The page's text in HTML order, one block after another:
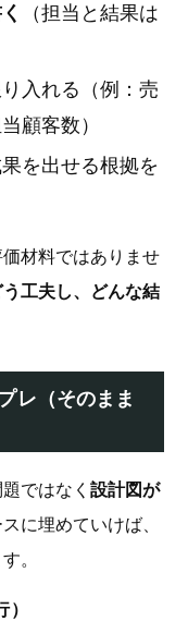
（担当と結果は
入れる（例：売
顧客数）
を出せる根拠を
材料ではありませ
工夫し、どんな結
レ（そのまま
ではなく 設計図が
に埋めていけば、
。